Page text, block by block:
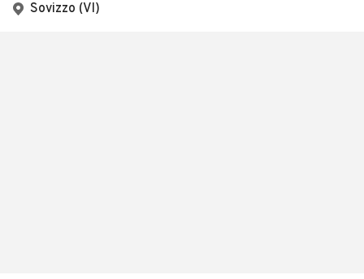
Sovizzo (VI)